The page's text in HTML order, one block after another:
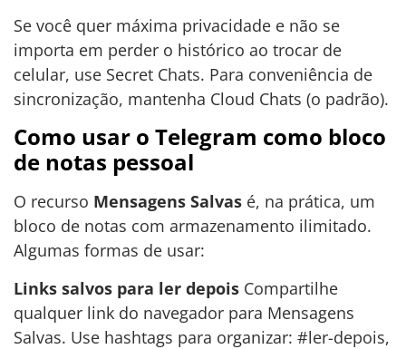
Se você quer máxima privacidade e não se
importa em perder o histórico ao trocar de
celular, use Secret Chats. Para conveniência de
sincronização, mantenha Cloud Chats (o padrão).
Como usar o Telegram como bloco
de notas pessoal
O recurso Mensagens Salvas é, na prática, um
bloco de notas com armazenamento ilimitado.
Algumas formas de usar:
Links salvos para ler depois Compartilhe
qualquer link do navegador para Mensagens
Salvas. Use hashtags para organizar: #ler-depois,